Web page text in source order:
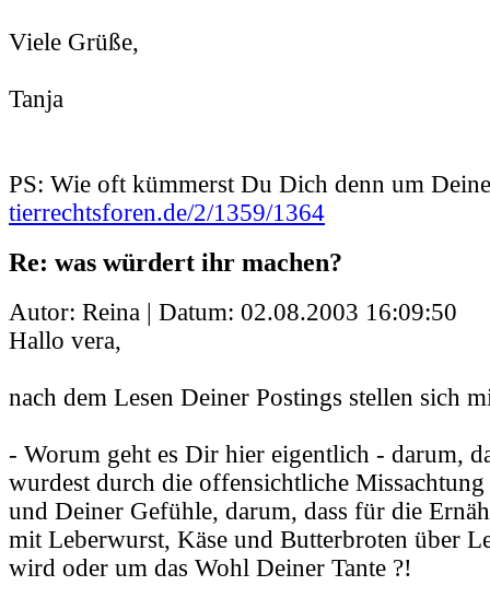
Viele Grüße,
Tanja
PS: Wie oft kümmerst Du Dich denn um
tierrechtsforen.de/2/1359/1364
Re: was würdert ihr machen?
Autor: Reina | Datum: 02.08.2003 16:09:50
Hallo vera,
nach dem Lesen Deiner Postings stellen sich
- Worum geht es Dir hier eigentlich - darum,
wurdest durch die offensichtliche
und Deiner Gefühle, darum, dass für die
mit Leberwurst, Käse und Butterbroten über
wird oder um das Wohl Deiner Tante ?!